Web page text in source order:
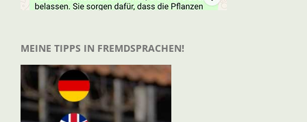
MEINE TIPPS IN FREMDSPRACHEN!